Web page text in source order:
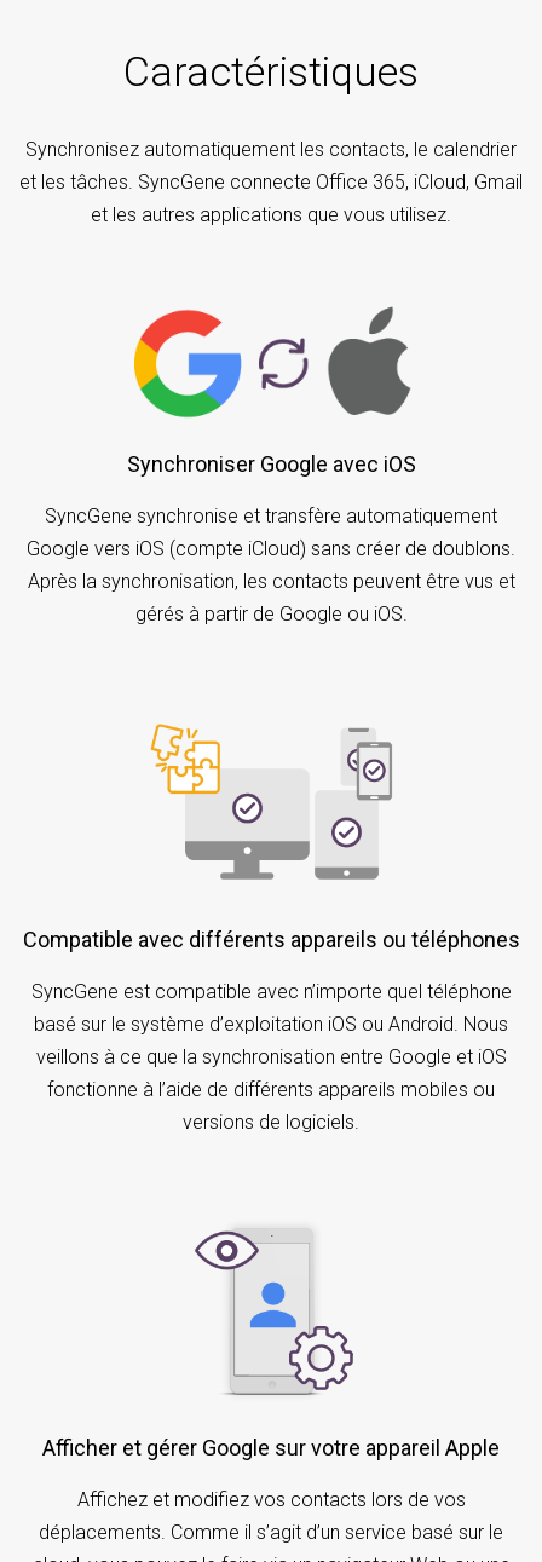
Caractéristiques
Synchronisez automatiquement les contacts, le calendrier
et les tâches. SyncGene connecte Office 365, iCloud, Gmail
et les autres applications que vous utilisez.
Synchroniser Google avec iOS
SyncGene synchronise et transfère automatiquement
Google vers iOS (compte iCloud) sans créer de doublons.
Après la synchronisation, les contacts peuvent être vus et
gérés à partir de Google ou iOS.
Compatible avec différents appareils ou téléphones
SyncGene est compatible avec n’importe quel téléphone
basé sur le système d’exploitation iOS ou Android. Nous
veillons à ce que la synchronisation entre Google et iOS
fonctionne à l’aide de différents appareils mobiles ou
versions de logiciels.
Afficher et gérer Google sur votre appareil Apple
Affichez et modifiez vos contacts lors de vos
déplacements. Comme il s’agit d’un service basé sur le